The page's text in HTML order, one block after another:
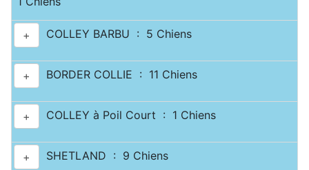
+ COLLEY BARBU : 5 Chiens
+ BORDER COLLIE : 11 Chiens
+ COLLEY à Poil Court : 1 Chiens
+ SHETLAND : 9 Chiens